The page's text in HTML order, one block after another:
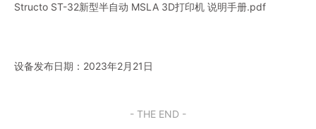
Structo ST-32新型半自动 MSLA 3D打印机 说明手册.pdf
设备发布日期：2023年2月21日
- THE END -